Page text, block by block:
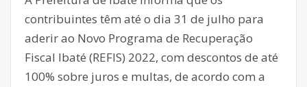
contribuintes têm até o dia 31 de julho para
aderir ao Novo Programa de Recuperação
Fiscal Ibaté (REFIS) 2022, com descontos de até
100% sobre juros e multas, de acordo com a